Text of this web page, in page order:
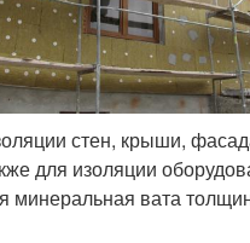
стен, крыши,
для изоляции
минеральная вата